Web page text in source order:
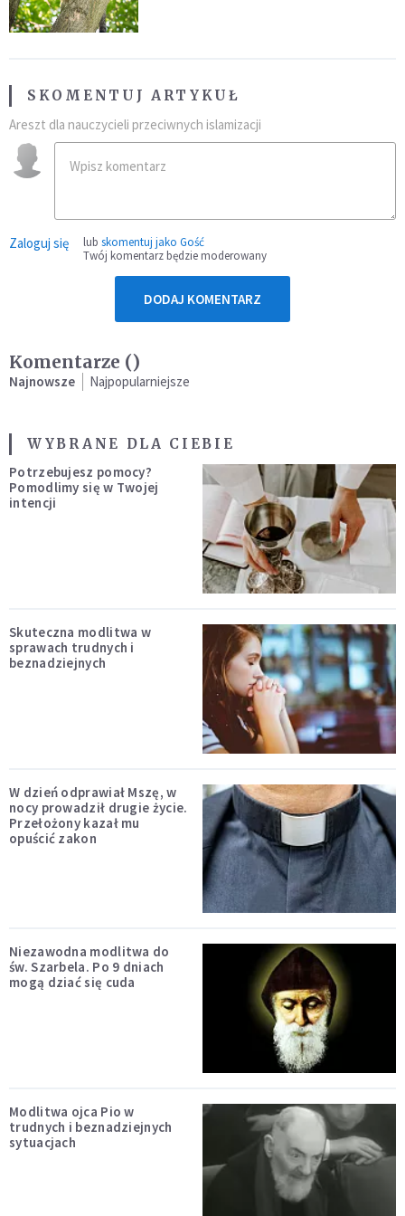
SKOMENTUJ ARTYKUŁ
Areszt dla nauczycieli przeciwnych islamizacji
Zaloguj się lub skomentuj jako Gość
Twój komentarz będzie moderowany
DODAJ KOMENTARZ
Komentarze ()
Najnowsze Najpopularniejsze
WYBRANE DLA CIEBIE
Potrzebujesz pomocy?
Pomodlimy się w Twojej
intencji
Skuteczna modlitwa w
sprawach trudnych i
beznadziejnych
W dzień odprawiał Mszę, w
nocy prowadził drugie życie.
Przełożony kazał mu
opuścić zakon
Niezawodna modlitwa do
św. Szarbela. Po 9 dniach
mogą dziać się cuda
Modlitwa ojca Pio w
trudnych i beznadziejnych
sytuacjach